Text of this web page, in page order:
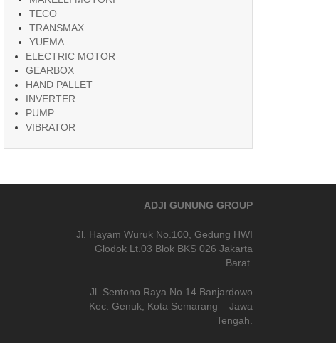
TECO
TRANSMAX
YUEMA
ELECTRIC MOTOR
GEARBOX
HAND PALLET
INVERTER
PUMP
VIBRATOR
ADJI GUNUNG GROUP
Jl. Hayam Wuruk No.100, Gedung HWI
Glodok Lt.03 Blok BKS 026 Jakarta
Barat.
Jl. Sentono Raya No.14 Banjardowo
Kec. Genuk, Kota Semarang – Jawa
Tengah.